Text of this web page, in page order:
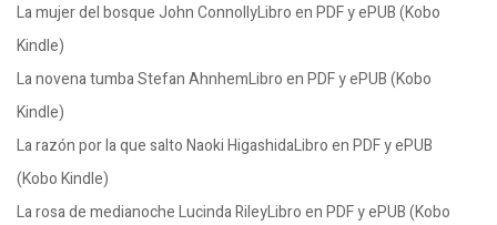
La mujer del bosque John ConnollyLibro en PDF y ePUB (Kobo
Kindle)
La novena tumba Stefan AhnhemLibro en PDF y ePUB (Kobo
Kindle)
La razón por la que salto Naoki HigashidaLibro en PDF y ePUB
(Kobo Kindle)
La rosa de medianoche Lucinda RileyLibro en PDF y ePUB (Kobo